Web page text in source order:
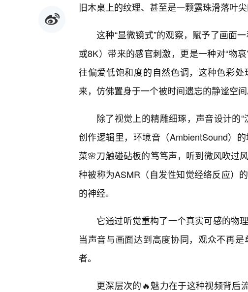
旧木桌上的纹理、甚至是一颗露珠滑落叶尖
这种“显微镜式”的观察，赋予了画面
或8K）带来的感官刺激，更是一种对“物
往偏爱低饱和度的自然色调，这种色彩
来，仿佛置身于一个被时间遗忘的静谧空间
除了视觉上的精雕细琢，声音设计的
创作逻辑里，环境音（AmbientSound）
菜🌸刀触碰砧板的笃笃声，听到微风吹过
种被称为ASMR（自发性知觉经络反应）
的神经。
它通过听觉重构了一个真实可感的物
当声音与画面达到高度协同，观众不再
者。
更深层次的🔥魅力在于这种视频背后